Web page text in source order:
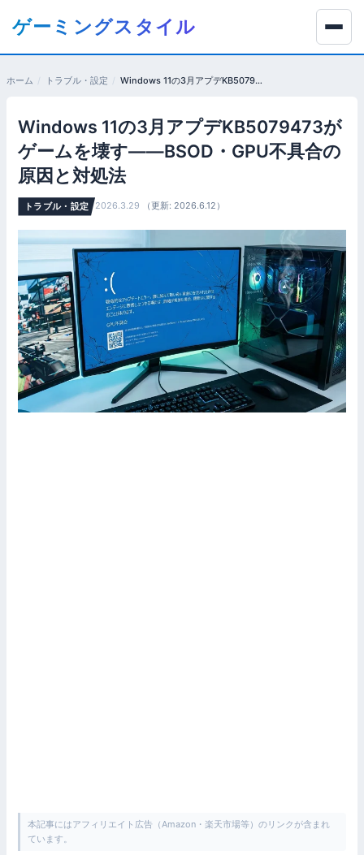
ツ
ゲーミングスタイル
ホーム トラブル・設定 Windows 11の3月アプデKB5079473がゲームを壊す——BSOD・GPU不具合の原因と対処法
Windows 11の3月アプデKB5079473が
ゲームを壊す——BSOD・GPU不具合の
原因と対処法
トラブル・設定 2026.3.29 （更新: 2026.6.12）
本記事にはアフィリエイト広告（Amazon・楽天市場等）のリンクが含まれ
ています。